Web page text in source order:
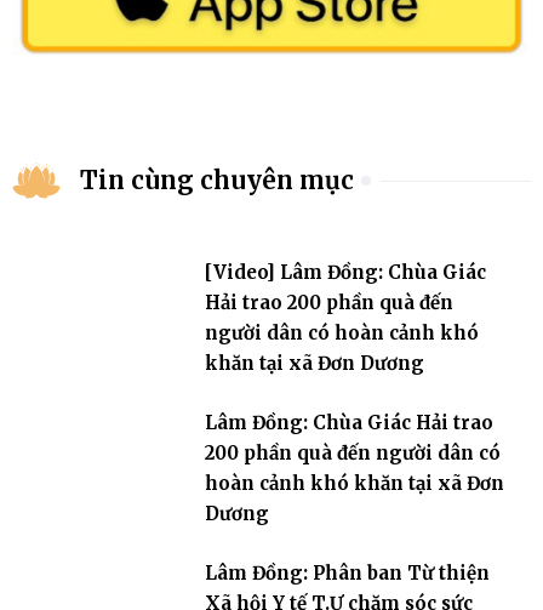
Tin cùng chuyên mục
[Video] Lâm Đồng: Chùa Giác
Hải trao 200 phần quà đến
người dân có hoàn cảnh khó
khăn tại xã Đơn Dương
Lâm Đồng: Chùa Giác Hải trao
200 phần quà đến người dân có
hoàn cảnh khó khăn tại xã Đơn
Dương
Lâm Đồng: Phân ban Từ thiện
Xã hội Y tế T.Ư chăm sóc sức